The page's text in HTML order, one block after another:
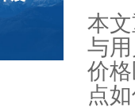
和
身
建
市
本
与
价
点